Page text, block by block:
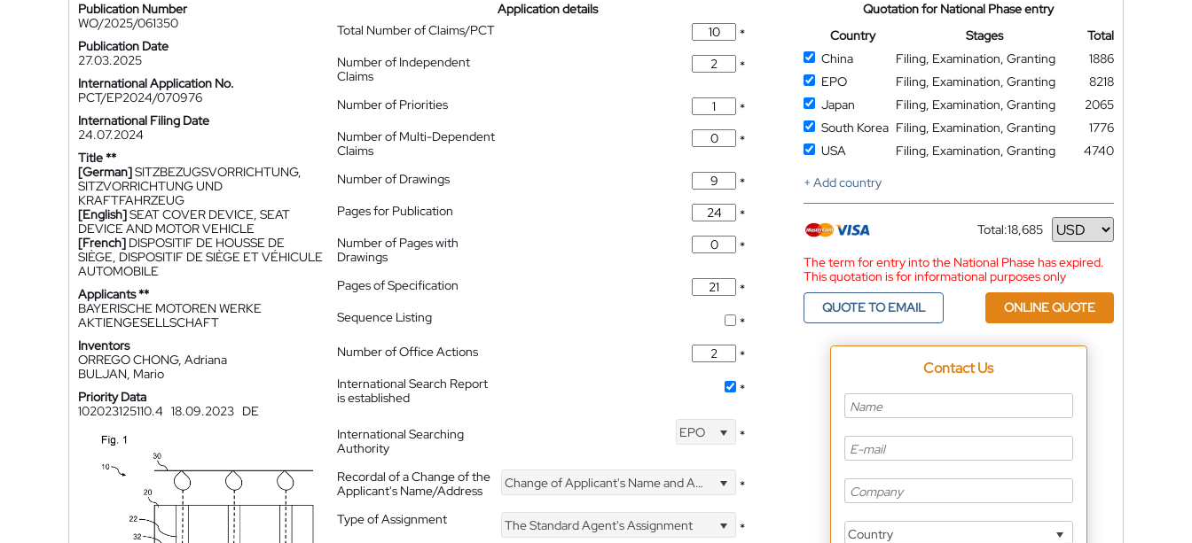
Publication Number
WO/2025/061350
Publication Date
27.03.2025
International Application No.
PCT/EP2024/070976
International Filing Date
24.07.2024
Title **
[German]SITZBEZUGSVORRICHTUNG,
SITZVORRICHTUNG UND
KRAFTFAHRZEUG
[English]SEAT COVER DEVICE, SEAT
DEVICE AND MOTOR VEHICLE
[French] DISPOSITIF DE HOUSSE DE
SIÈGE, DISPOSITIF DE SIÈGE ET VÉHICULE
AUTOMOBILE
Applicants **
BAYERISCHE MOTOREN WERKE
AKTIENGESELLSCHAFT
Inventors
ORREGO CHONG, Adriana
BULJAN, Mario
Priority Data
102023125110.4 18.09.2023 DE
Application details
Total Number of Claims/PCT
*
Number of Independent
Claims
*
Number of Priorities
*
Number of Multi-Dependent
Claims
*
Number of Drawings
*
Pages for Publication
*
Number of Pages with
Drawings
*
Pages of Specification
*
Sequence Listing
*
Number of Office Actions
*
International Search Report
is established
*
International Searching
Authority
EPO *
Recordal of a Change of the
Applicant's Name/Address
Change of Applicant's Name and Address *
Type of Assignment The Standard Agent's Assignment
*
Quotation for National Phase entry
Country
Stages
Total
China
Filing, Examination, Granting
1886
EPO
Filing, Examination, Granting
8218
Japan
Filing, Examination, Granting
2065
South Korea Filing, Examination, Granting
1776
USA
Filing, Examination, Granting
4740
+ Add country
Total:18,685
Currency
The term for entry into the National Phase has expired.
This quotation is for informational purposes only
QUOTE TO EMAIL
ONLINE QUOTE
Contact Us
Country